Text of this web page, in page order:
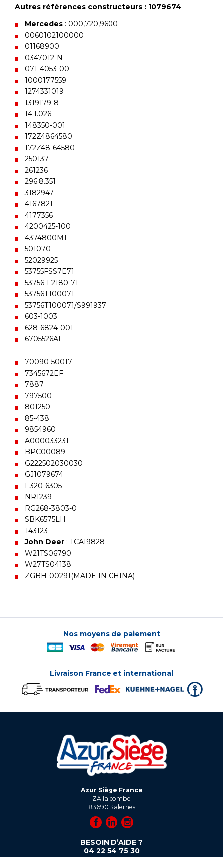
Autres références constructeurs : 1079674
Mercedes : 000,720,9600
0060102100000
01168900
0347012-N
071-4053-00
1000177559
1274331019
1319179-8
14.1.026
148350-001
172Z4864580
172Z48-64580
250137
261236
296.8.351
3182947
4167821
4177356
4200425-100
4374800M1
501070
52029925
53755FSS7E71
53756-F2180-71
53756T100071
53756T100071/S991937
603-1003
628-6824-001
6705526A1
70090-50017
7345672EF
7887
797500
801250
85-438
9854960
A000033231
BPC00089
G222502030030
GJ1079674
I-320-6305
NR1239
RG268-3803-0
SBK6575LH
T43123
John Deer : TCA19828
W21TS06790
W27TS04138
ZGBH-00291(MADE IN CHINA)
Nos moyens de paiement
Livraison France et international
Azur Siège France
ZA la combe
83690 Salernes
BESOIN D’AIDE ?
04 22 54 75 30